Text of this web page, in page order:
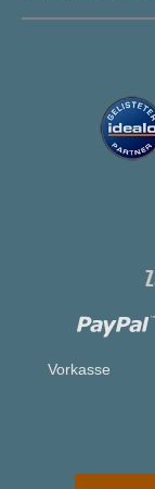
Vorkasse